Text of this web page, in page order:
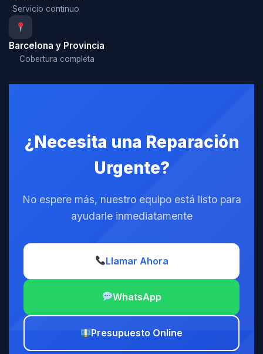
Servicio continuo
Barcelona y Provincia
Cobertura completa
¿Necesita una Reparación
Urgente?
No espere más, nuestro equipo está listo para
ayudarle inmediatamente
Llamar Ahora
WhatsApp
Presupuesto Online